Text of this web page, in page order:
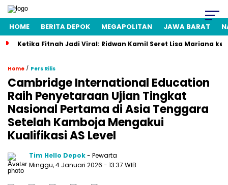
HOME BERITA DEPOK MEGAPOLITAN JAWA BARAT
Ketika Fitnah Jadi Viral: Ridwan Kamil Seret Lisa Mariana ke
Home / Pers Rilis
Cambridge International Education
Raih Penyetaraan Ujian Tingkat
Nasional Pertama di Asia Tenggara
Setelah Kamboja Mengakui
Kualifikasi AS Level
Tim Hello Depok- Pewarta
Minggu, 4 Januari 2026 - 13:37 WIB